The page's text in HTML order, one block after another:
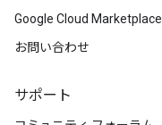
Google Cloud Marketplace
お問い合わせ
サポート